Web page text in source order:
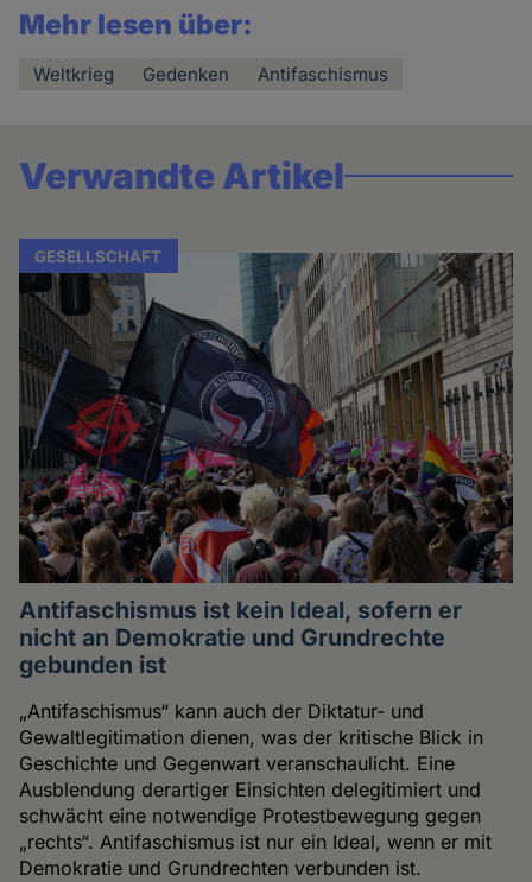
Mehr lesen über:
Weltkrieg Gedenken Antifaschismus
Verwandte Artikel
GESELLSCHAFT
Antifaschismus ist kein Ideal, sofern er
nicht an Demokratie und Grundrechte
gebunden ist
„Antifaschismus“ kann auch der Diktatur- und
Gewaltlegitimation dienen, was der kritische Blick in
Geschichte und Gegenwart veranschaulicht. Eine
Ausblendung derartiger Einsichten delegitimiert und
schwächt eine notwendige Protestbewegung gegen
„rechts“. Antifaschismus ist nur ein Ideal, wenn er mit
Demokratie und Grundrechten verbunden ist.